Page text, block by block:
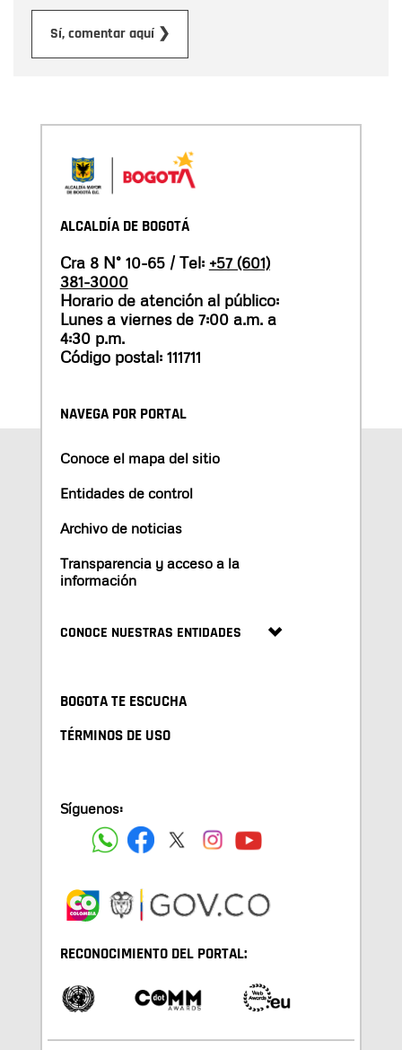
Sí, comentar aquí ❯
ALCALDÍA DE BOGOTÁ
Cra 8 N° 10-65 / Tel: +57 (601)
381-3000
Horario de atención al público:
Lunes a viernes de 7:00 a.m. a
4:30 p.m.
Código postal: 111711
NAVEGA POR PORTAL
Conoce el mapa del sitio
Entidades de control
Archivo de noticias
Transparencia y acceso a la
información
CONOCE NUESTRAS ENTIDADES
BOGOTA TE ESCUCHA
TÉRMINOS DE USO
Síguenos:
RECONOCIMIENTO DEL PORTAL: